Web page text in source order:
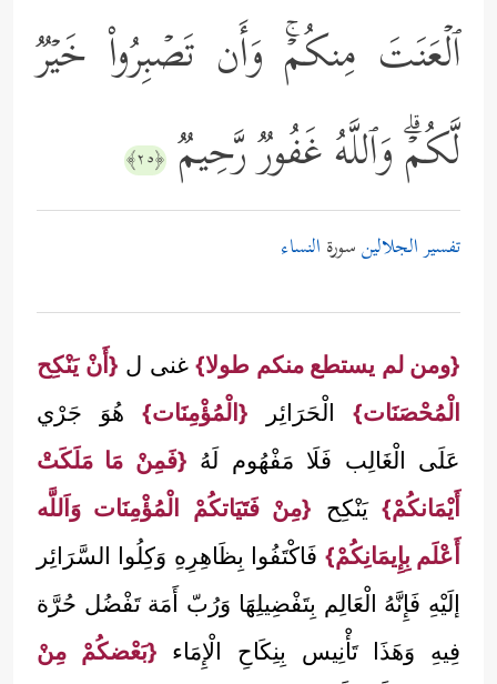
ٱلۡعَنَتَ مِنكُمۡۚ وَأَن تَصۡبِرُواْ خَیۡرࣱ
لَّكُمۡۗ وَٱللَّهُ غَفُورࣱ رَّحِیمࣱ ﴿٢٥﴾
تفسير الجلالينسورة النساء
{ومن لم يستطع منكم طولا} غنى ل {أَنْ يَنْكِح
الْمُحْصَنَات} الْحَرَائِر {الْمُؤْمِنَات} هُوَ جَرْي
عَلَى الْغَالِب فَلَا مَفْهُوم لَهُ {فَمِنْ مَا مَلَكَتْ
أَيْمَانكُمْ}يَنْكِح {مِنْ فَتَيَاتكُمْ الْمُؤْمِنَات وَاَللَّه
أَعْلَم بِإِيمَانِكُمْ} فَاكْتَفُوا بِظَاهِرِهِ وَكِلُوا السَّرَائِر
إلَيْهِ فَإِنَّهُ الْعَالِم بِتَفْضِيلِهَا وَرُبّ أَمَة تَفْضُل حُرَّة
فِيهِ وَهَذَا تَأْنِيس بِنِكَاحِ الْإِمَاء {بَعْضكُمْ مِنْ